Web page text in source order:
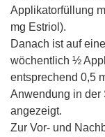
Applikatorfüllung
mg Estriol).
Danach ist auf
wöchentlich ½
entsprechend 0,5
Anwendung in der
angezeigt.
Zur Vor- und